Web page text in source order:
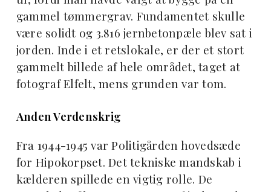
gammel tømmergrav. Fundamentet skulle
være solidt og 3.816 jernbetonpæle blev sat i
jorden. Inde i et retslokale, er der et stort
gammelt billede af hele området, taget at
fotograf Elfelt, mens grunden var tom.
Anden Verdenskrig
Fra 1944-1945 var Politigården hovedsæde
for Hipokorpset. Det tekniske mandskab i
kælderen spillede en vigtig rolle. De